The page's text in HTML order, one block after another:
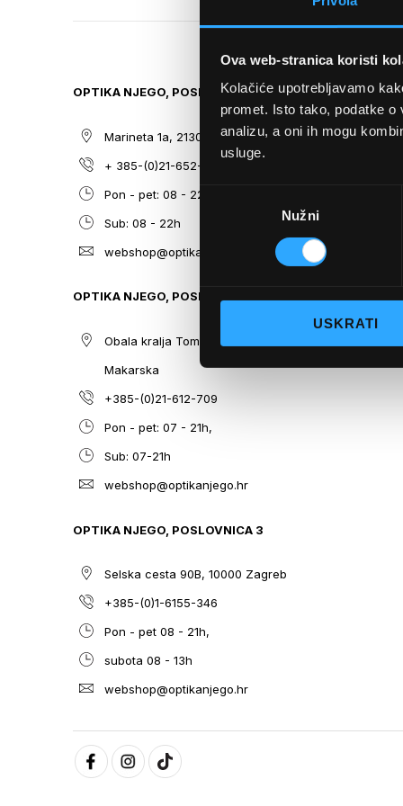
Ova web-stranica koristi
Kolačiće upotrebljavamo
promet. Isto tako, podatke
analizu, a oni ih mogu
usluge.
Odabir
Nužni
USKRATI
THE
THE
GALLERY
OPTIKA NJEGO, POSLOVNICA 1
Marineta 1a, 21300 Makarska
+ 385-(0)21-652-102
Pon - pet: 08 - 22h,
Sub: 08 - 22h
webshop@optikanjego.hr
OPTIKA NJEGO, POSLOVNICA 2
Obala kralja Tomislava 14, 21300
Makarska
+385-(0)21-612-709
Pon - pet: 07 - 21h,
Sub: 07-21h
webshop@optikanjego.hr
OPTIKA NJEGO, POSLOVNICA 3
Selska cesta 90B, 10000 Zagreb
+385-(0)1-6155-346
Pon - pet 08 - 21h,
subota 08 - 13h
webshop@optikanjego.hr
SITEMAP
O nama
Optika